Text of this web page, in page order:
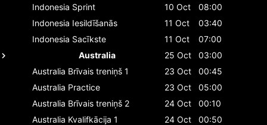
Indonesia Sprint 10 Oct
08:00
Indonesia Iesildīšanās 11 Oct
03:40
Indonesia Sacīkste 11 Oct
07:00
Australia
25 Oct
03:00
Australia Brīvais treniņš 1 23 Oct
00:45
Australia Practice 23 Oct
05:00
Australia Brīvais treniņš 2 24 Oct
00:10
Australia Kvalifkācija 1 24 Oct
00:50